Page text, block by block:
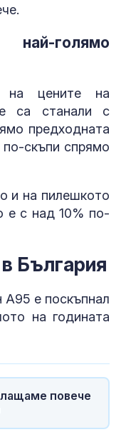
голямо
на цените на
са станали с
предходната
скъпи спрямо
и на пилешкото
е с над 10% по-
България
А95 е поскъпнал
на годината
повече